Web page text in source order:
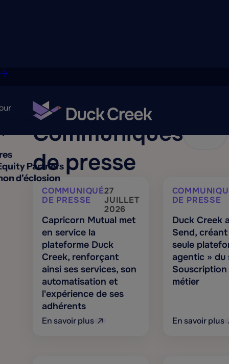
Partners
d'éclosion
Communiqués
de presse
COMMUNIQUÉ
DE PRESSE
27
JUILLET
2026
Capricorn Mutual met
en service la
plateforme Duck
Creek, renforçant
ainsi ses services, son
automatisation et
l'expérience de ses
adhérents
En savoir plus
DE PRESSE
Duck Creek
Send,
seule
agentic » du
Souscription
métier
En savoir plus